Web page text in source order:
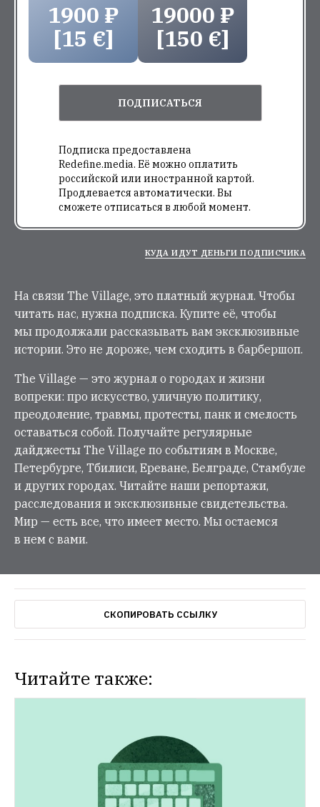
1900 ₽
[15 €]
19000 ₽
[150 €]
ПОДПИСАТЬСЯ
Подписка предоставлена
Redefine.media. Её можно оплатить
российской или иностранной картой.
Продлевается автоматически. Вы
сможете отписаться в любой момент.
КУДА ИДУТ ДЕНЬГИ ПОДПИСЧИКА
На связи The Village, это платный журнал. Чтобы
читать нас, нужна подписка. Купите её, чтобы
мы продолжали рассказывать вам эксклюзивные
истории. Это не дороже, чем сходить в барбершоп.
The Village — это журнал о городах и жизни
вопреки: про искусство, уличную политику,
преодоление, травмы, протесты, панк и смелость
оставаться собой. Получайте регулярные
дайджесты The Village по событиям в Москве,
Петербурге, Тбилиси, Ереване, Белграде, Стамбуле
и других городах. Читайте наши репортажи,
расследования и эксклюзивные свидетельства.
Мир — есть все, что имеет место. Мы остаемся
в нем с вами.
СКОПИРОВАТЬ ССЫЛКУ
Читайте также: